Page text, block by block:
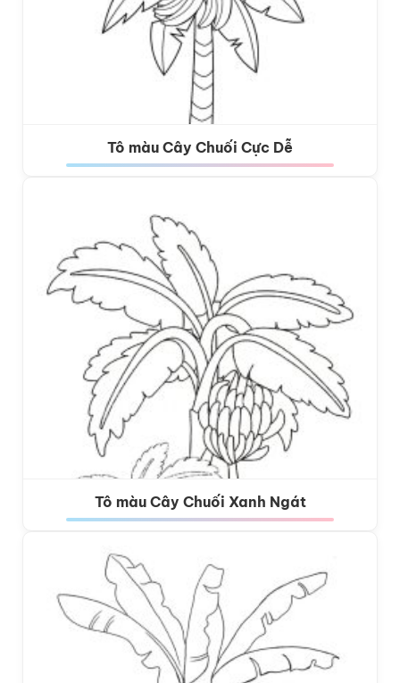
Tô màu Cây Chuối Cực Dễ
Tô màu Cây Chuối Xanh Ngát